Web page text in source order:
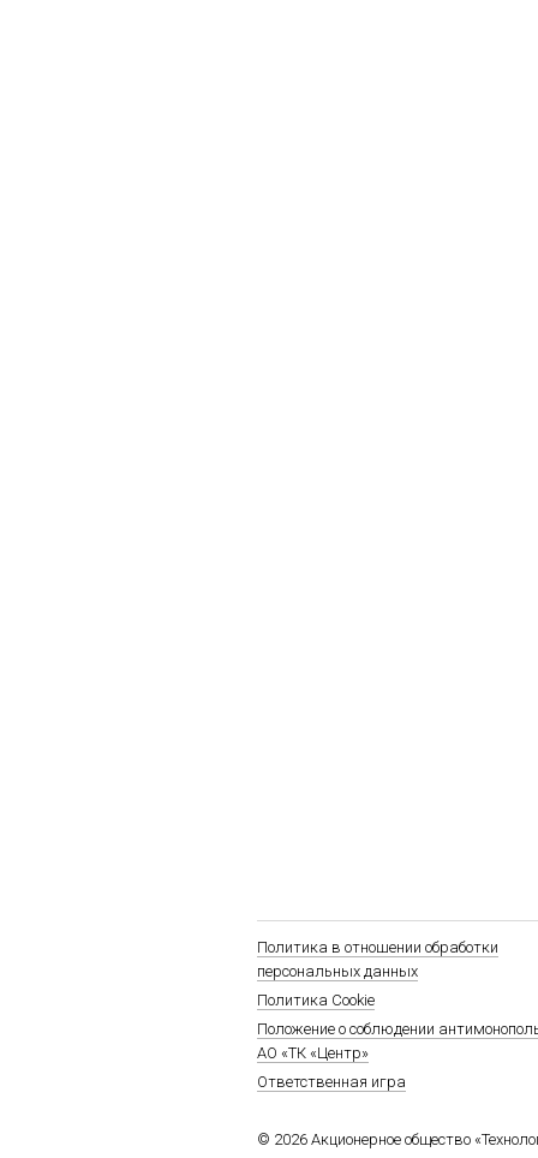
Политика в отношении обработки
персональных данных
Политика Cookie
Положение о соблюдении
АО «ТК «Центр»
Ответственная игра
© 2026 Акционерное общество